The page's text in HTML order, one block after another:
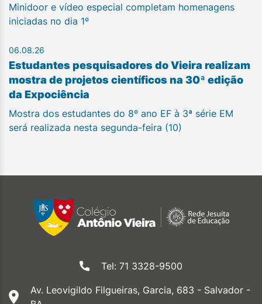
Minidoor e vídeo especial completam homenagens
iniciadas no dia 1º
06.08.26
Estudantes pesquisadores do Vieira realizam
mostra de projetos científicos na 30ª edição
da Expociência
Mostra dos estudantes do 8º ano EF à 3ª série EM
será realizada nesta segunda-feira (10)
Tel: 71 3328-9500
Av. Leovigildo Filgueiras, Garcia, 683 - Salvador -